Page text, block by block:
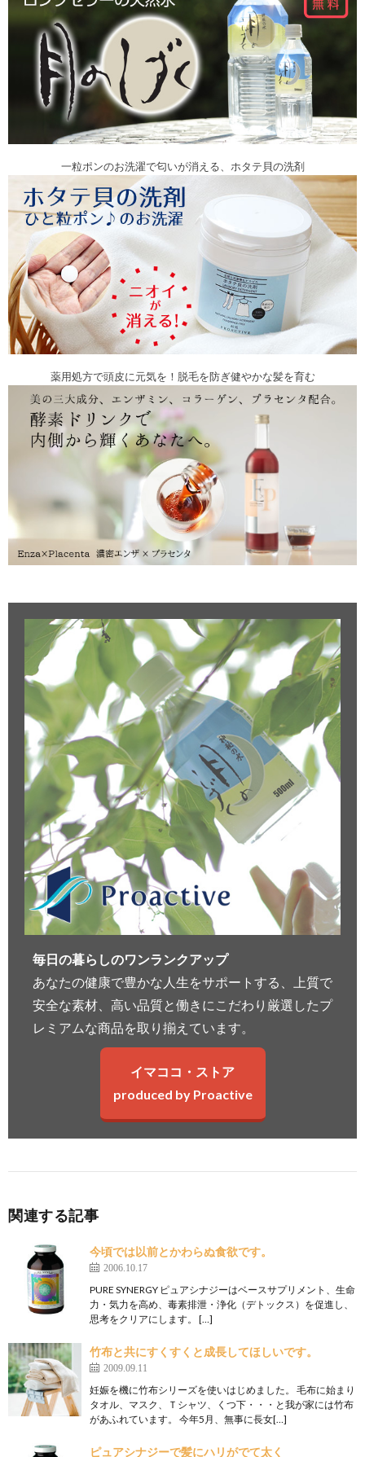
一粒ポンのお洗濯で匂いが消える、ホタテ貝の洗剤
薬用処方で頭皮に元気を！脱毛を防ぎ健やかな髪を育む
毎日の暮らしのワンランクアップ
あなたの健康で豊かな人生をサポートする、上質で
安全な素材、高い品質と働きにこだわり厳選したプ
レミアムな商品を取り揃えています。
イマココ・ストア
produced by Proactive
関連する記事
今頃では以前とかわらぬ食欲です。
2006.10.17
PURE SYNERGY ピュアシナジーはベースサプリメント、生命
力・気力を高め、毒素排泄・浄化（デトックス）を促進し、
思考をクリアにします。 […]
竹布と共にすくすくと成長してほしいです。
2009.09.11
妊娠を機に竹布シリーズを使いはじめました。 毛布に始まり
タオル、マスク、Ｔシャツ、くつ下・・・と我が家には竹布
があふれています。 今年5月、無事に長女[…]
ピュアシナジーで髪にハリがでて太く